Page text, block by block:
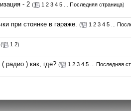
- 2 ( 1 2 3 4 5 Последняя страница)
при стоянке в гараже. ( 1 2 3 4 5
( 1 2)
радио ) как, где? ( 1 2 3 4 5
Последняя